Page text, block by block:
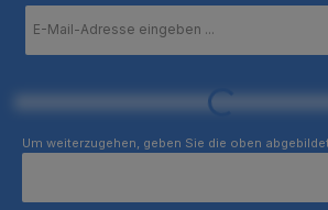
Mail-
Loading...
Um weiterzugehen, geben Sie die oben